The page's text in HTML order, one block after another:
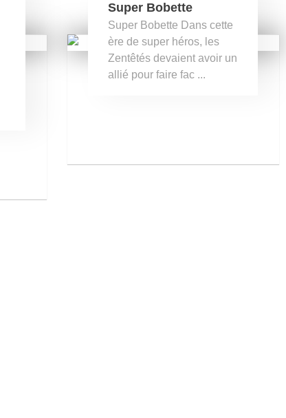
Super Bobette
Super Bobette Dans cette
ère de super héros, les
Zentêtés devaient avoir un
allié pour faire fac ...